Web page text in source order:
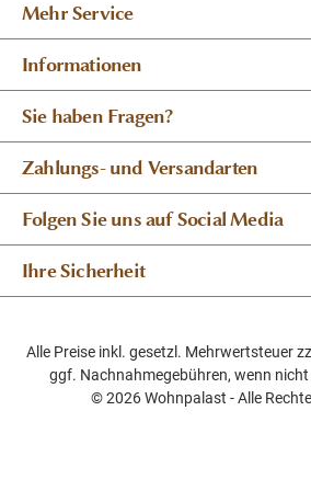
Material
Massives Teakholz
Griffe und Applikationen aus
Mehr Service
Informationen
Sie haben Fragen?
Zahlungs- und Versandarten
Folgen Sie uns auf Social Media
Ihre Sicherheit
Alle Preise inkl. gesetzl. Mehrwertsteuer
ggf. Nachnahmegebühren, wenn
© 2026 Wohnpalast - Alle